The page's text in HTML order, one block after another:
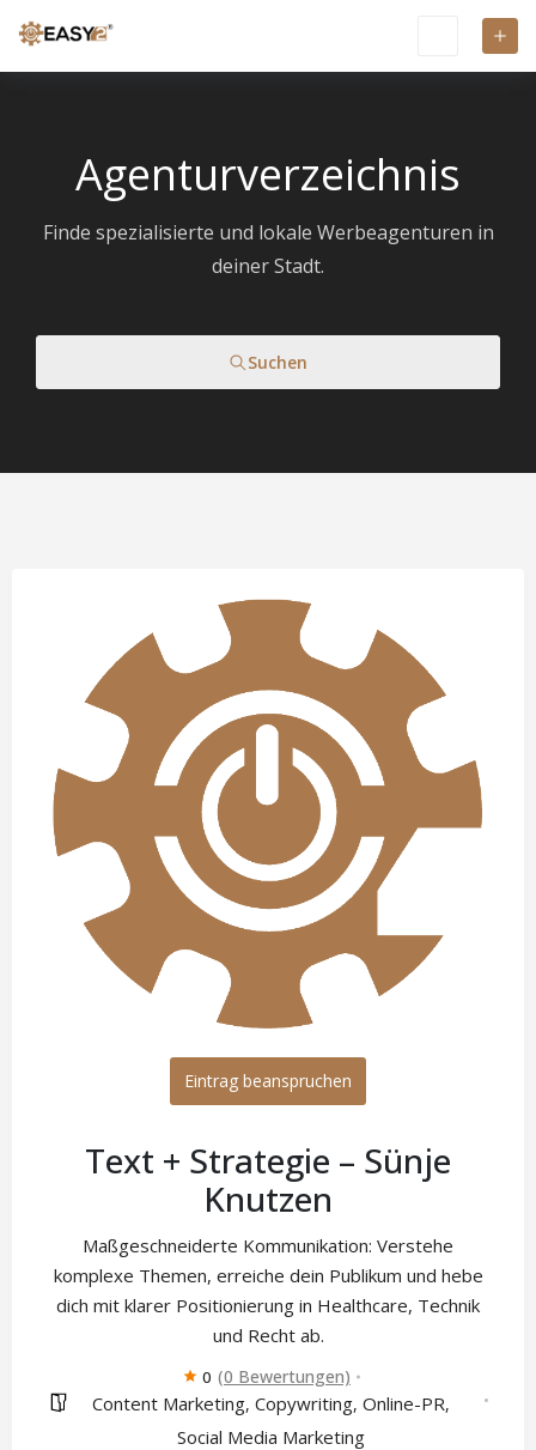
Agenturverzeichnis
Finde spezialisierte und lokale Werbeagenturen in
deiner Stadt.
Suchen
Eintrag beanspruchen
Text + Strategie – Sünje
Knutzen
Maßgeschneiderte Kommunikation: Verstehe
komplexe Themen, erreiche dein Publikum und hebe
dich mit klarer Positionierung in Healthcare, Technik
und Recht ab.
0 (0 Bewertungen)
Content Marketing, Copywriting, Online-PR,
Social Media Marketing